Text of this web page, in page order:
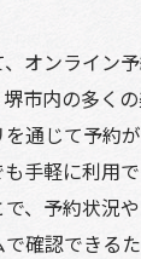
息づく美容室
ルを反映した
美容室での地
ドを牽引する
て堺市の新し
で地元の魅力
オンライン
市内の多く
通じて予約
手軽に利用
、予約状況
確認できる